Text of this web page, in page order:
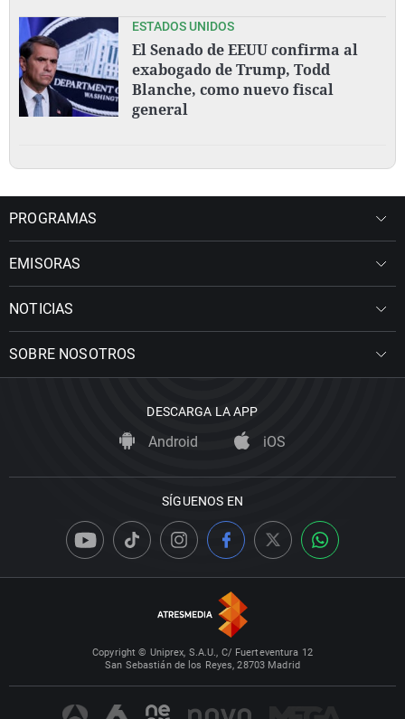
ESTADOS UNIDOS
El Senado de EEUU confirma al
exabogado de Trump, Todd
Blanche, como nuevo fiscal
general
PROGRAMAS
EMISORAS
NOTICIAS
SOBRE NOSOTROS
DESCARGA LA APP
Android iOS
SÍGUENOS EN
Copyright © Uniprex, S.A.U., C/ Fuerteventura 12
San Sebastián de los Reyes, 28703 Madrid